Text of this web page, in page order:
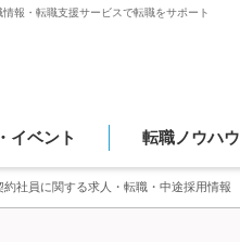
報・転職支援サービスで転職をサポート
イベント 転職ノウハウ
約社員に関する求人・転職・中途採用情報